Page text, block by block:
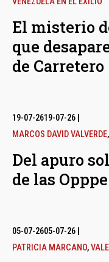
El misterio
que
de Carretero
19-07-2619-07-26
MARCOS DAVID VALVERDE,
Del apuro
de las Opppe
05-07-2605-07-26
PATRICIA MARCANO,